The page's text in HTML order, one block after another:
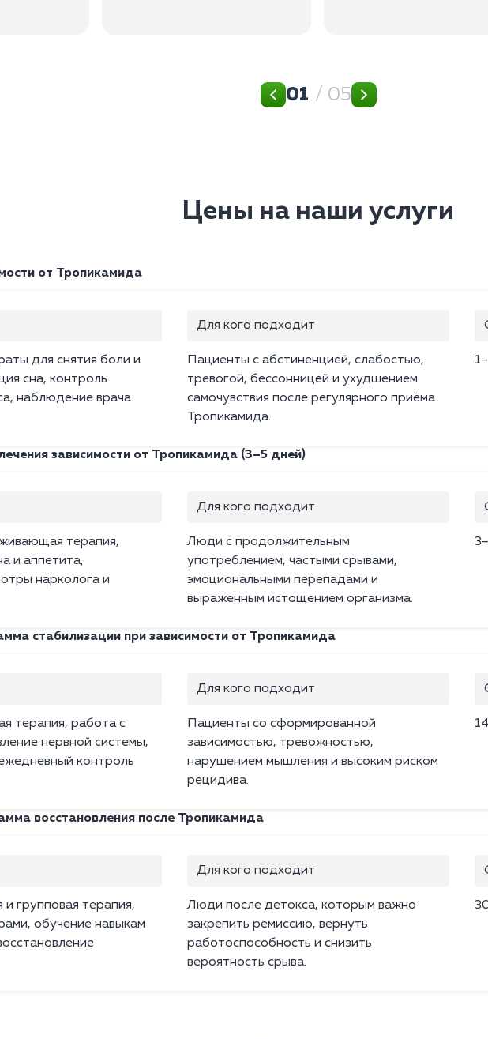
01 / 05
Цены на наши услуги
от Тропикамида
для снятия боли и
сна, контроль
наблюдение врача.
Для кого подходит
Пациенты с абстиненцией, слабостью,
тревогой, бессонницей и ухудшением
самочувствия после регулярного приёма
Тропикамида.
зависимости от Тропикамида (3–5 дней)
терапия,
и аппетита,
нарколога и
Для кого подходит
Люди с продолжительным
употреблением, частыми срывами,
эмоциональными перепадами и
выраженным истощением организма.
стабилизации при зависимости от Тропикамида
терапия, работа с
нервной системы,
контроль
Для кого подходит
Пациенты со сформированной
зависимостью, тревожностью,
нарушением мышления и высоким риском
рецидива.
восстановления после Тропикамида
групповая терапия,
обучение навыкам
Для кого подходит
Люди после детокса, которым важно
закрепить ремиссию, вернуть
работоспособность и снизить
вероятность срыва.